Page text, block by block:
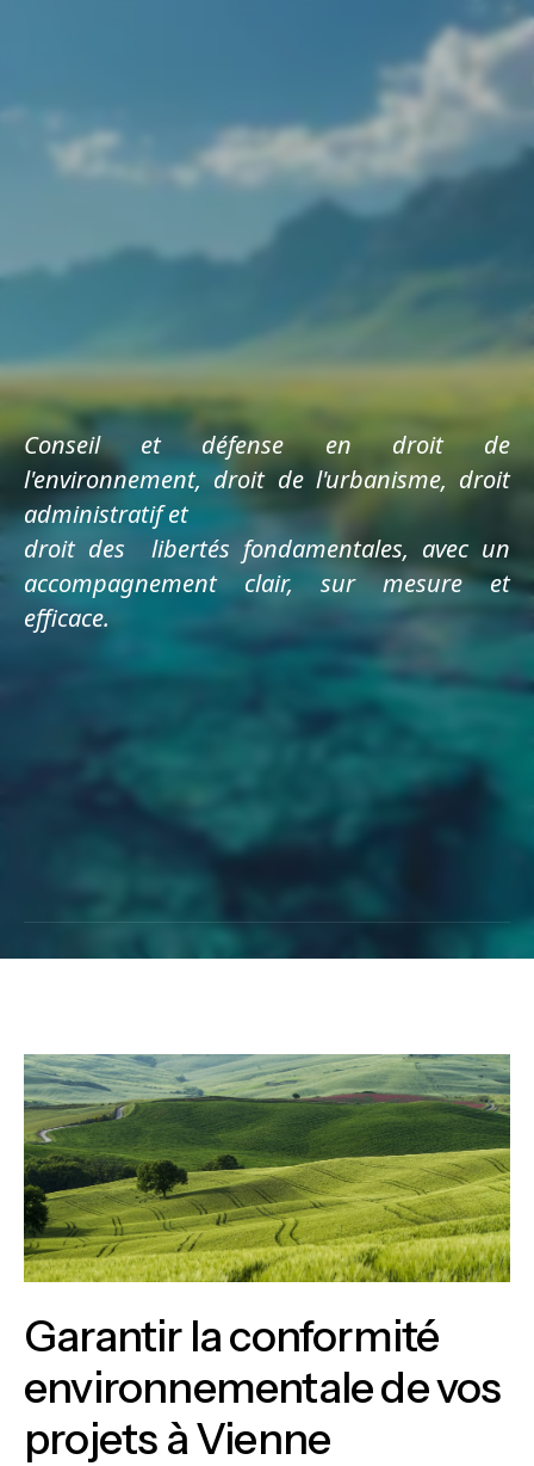
Conseil et défense en droit de
l'environnement, droit de l'urbanisme, droit
administratif et
droit des libertés fondamentales, avec un
accompagnement clair, sur mesure et
efficace.
Garantir la conformité
environnementale de vos
projets à Vienne